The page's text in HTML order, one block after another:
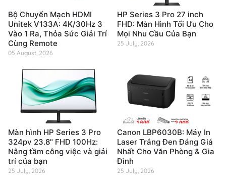
Bộ Chuyển Mạch HDMI
Unitek V133A: 4K/30Hz 3
Vào 1 Ra, Thỏa Sức Giải Trí
Cùng Remote
05 August, 2026
HP Series 3 Pro 27 inch
FHD: Màn Hình Tối Ưu Cho
Mọi Nhu Cầu Của Bạn
25 July, 2026
Màn hình HP Series 3 Pro
324pv 23.8" FHD 100Hz:
Nâng tầm công việc và giải
trí của bạn
25 July, 2026
Canon LBP6030B: Máy In
Laser Trắng Đen Đáng Giá
Nhất Cho Văn Phòng & Gia
Đình
25 July, 2026